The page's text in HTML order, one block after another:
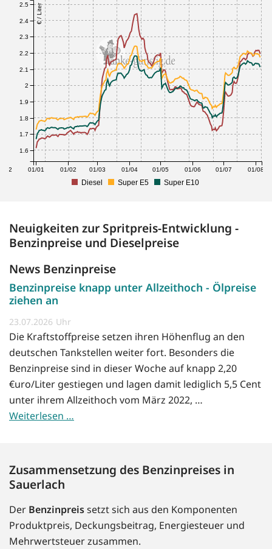
12 01/01 01/02 01/03 01/04 01/05 01/06 01/07 01/08
€ / Liter
1.6
1.7
1.8
1.9
2
2.1
2.2
2.3
2.4
2.5
Diesel Super E5 Super E10
Neuigkeiten zur Spritpreis-Entwicklung -
Benzinpreise und Dieselpreise
News Benzinpreise
Benzinpreise knapp unter Allzeithoch - Ölpreise
ziehen an
23.07.2026
Die Kraftstoffpreise setzen ihren Höhenflug an den
deutschen Tankstellen weiter fort. Besonders die
Benzinpreise sind in dieser Woche auf knapp 2,20
€uro/Liter gestiegen und lagen damit lediglich 5,5 Cent
unter ihrem Allzeithoch vom März 2022, …
Weiterlesen …
Zusammensetzung des Benzinpreises in
Sauerlach
Der Benzinpreissetzt sich aus den Komponenten
Produktpreis, Deckungsbeitrag, Energiesteuer und
Mehrwertsteuer zusammen.